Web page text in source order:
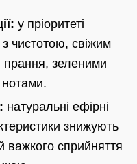
у пріоритеті
чистотою, свіжим
прання, зеленими
натуральні ефірні
знижують
важкого сприйняття